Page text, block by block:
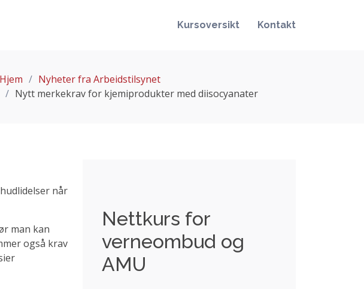
Kursoversikt Kontakt
Hjem
Nyheter fra Arbeidstilsynet
Nytt merkekrav for kjemiprodukter med diisocyanater
når
man kan
også krav
Nettkurs for
verneombud og
AMU